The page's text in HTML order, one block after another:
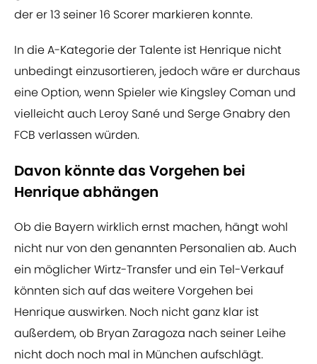
der er 13 seiner 16 Scorer markieren konnte.
In die A-Kategorie der Talente ist Henrique nicht
unbedingt einzusortieren, jedoch wäre er durchaus
eine Option, wenn Spieler wie Kingsley Coman und
vielleicht auch Leroy Sané und Serge Gnabry den
FCB verlassen würden.
Davon könnte das Vorgehen bei
Henrique abhängen
Ob die Bayern wirklich ernst machen, hängt wohl
nicht nur von den genannten Personalien ab. Auch
ein möglicher Wirtz-Transfer und ein Tel-Verkauf
könnten sich auf das weitere Vorgehen bei
Henrique auswirken. Noch nicht ganz klar ist
außerdem, ob Bryan Zaragoza nach seiner Leihe
nicht doch noch mal in München aufschlägt.